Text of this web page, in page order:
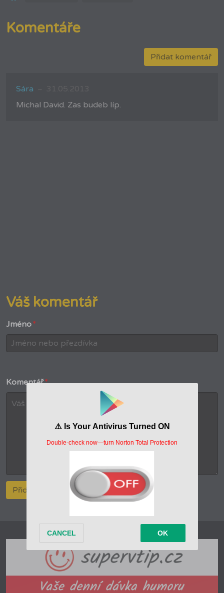
Komentáře
Přidat komentář
Sára
Michal David. Zas budeb líp.
Váš komentář
Jméno*
Komentář*